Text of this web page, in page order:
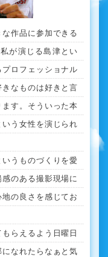
作品に参加できる
が演じる島津とい
ロフェッショナル
なものは好きと言
す。そういった本
う女性を演じられ
うものづくりを愛
のある撮影現場に
の良さを感じてお
らえるよう日曜日
なれたらなぁと気